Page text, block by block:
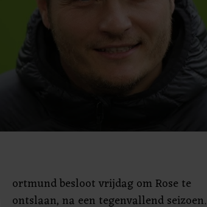
ortmund besloot vrijdag om Rose te
ontslaan, na een tegenvallend seizoen.